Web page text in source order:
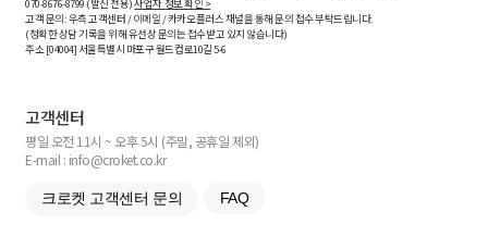
070-8676-8799 (발신 전용)사업자 정보 확인 >
고객 문의: 우측 고객센터 / 이메일 / 카카오플러스 채널을 통해 문의 접수 부탁드립니다.
(정확한 상담 기록을 위해 유선상 문의는 접수받고 있지 않습니다)
주소 [04004] 서울특별시 마포구 월드컵로10길5-6
고객센터
평일 오전 11시 ~ 오후 5시 (주말, 공휴일 제외)
E-mail : info@croket.co.kr
크로켓 고객센터 문의 FAQ